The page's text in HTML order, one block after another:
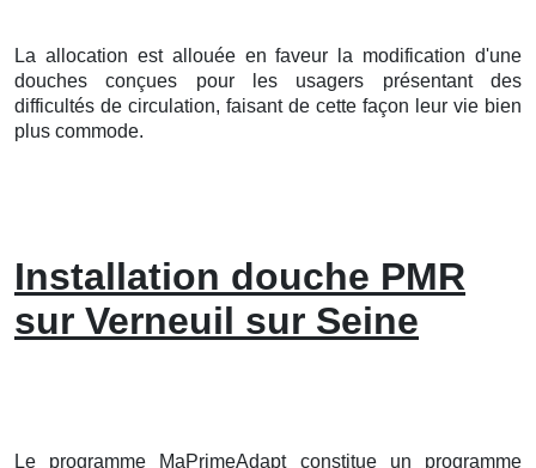
La allocation est allouée en faveur la modification d'une
douches conçues pour les usagers présentant des
difficultés de circulation, faisant de cette façon leur vie bien
plus commode.
Installation douche PMR
sur Verneuil sur Seine
Le programme MaPrimeAdapt constitue un programme